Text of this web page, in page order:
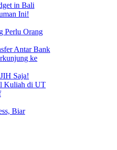
di
Indonesia
in Bali
Ini!
Perlu Orang
Antar Bank
ke
Saja!
Kuliah di UT
Biar